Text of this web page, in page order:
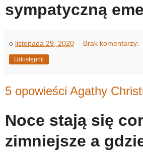
sympatyczną
o listopada 29, 2020 Brak komentarzy:
Udostępnij
5 opowieści Agathy
Noce stają się
zimniejsze a